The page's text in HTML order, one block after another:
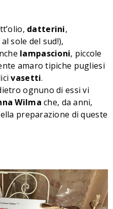
datterini,
sole del sud!),
lampascioni, piccole
amaro tipiche pugliesi
vasetti.
ognuno di essi vi
Wilma che, da anni,
preparazione di queste